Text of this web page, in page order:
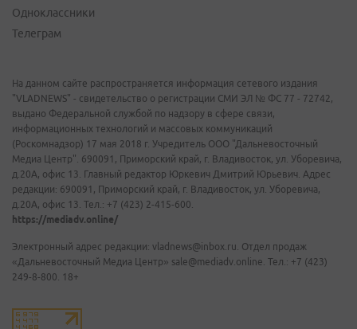
Одноклассники
Телеграм
На данном сайте распространяется информация сетевого издания
"VLADNEWS" - свидетельство о регистрации СМИ ЭЛ № ФС 77 - 72742,
выдано Федеральной службой по надзору в сфере связи,
информационных технологий и массовых коммуникаций
(Роскомнадзор) 17 мая 2018 г. Учредитель ООО "Дальневосточный
Медиа Центр". 690091, Приморский край, г. Владивосток, ул. Уборевича,
д.20А, офис 13. Главный редактор Юркевич Дмитрий Юрьевич. Адрес
редакции: 690091, Приморский край, г. Владивосток, ул. Уборевича,
д.20А, офис 13. Тел.: +7 (423) 2-415-600.
https://mediadv.online/
Электронный адрес редакции: vladnews@inbox.ru. Отдел продаж
«Дальневосточный Медиа Центр» sale@mediadv.online. Тел.: +7 (423)
249-8-800. 18+